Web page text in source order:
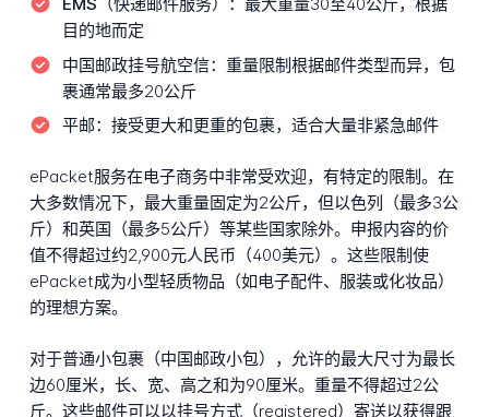
EMS（快递邮件服务）： 最大重量30至40公斤，根据
目的地而定
中国邮政挂号航空信： 重量限制根据邮件类型而异，包
裹通常最多20公斤
平邮： 接受更大和更重的包裹，适合大量非紧急邮件
ePacket服务在电子商务中非常受欢迎，有特定的限制。在
大多数情况下，最大重量固定为2公斤，但以色列（最多3公
斤）和英国（最多5公斤）等某些国家除外。申报内容的价
值不得超过约2,900元人民币（400美元）。这些限制使
ePacket成为小型轻质物品（如电子配件、服装或化妆品）
的理想方案。
对于普通小包裹（中国邮政小包），允许的最大尺寸为最长
边60厘米，长、宽、高之和为90厘米。重量不得超过2公
斤。这些邮件可以以挂号方式（registered）寄送以获得跟